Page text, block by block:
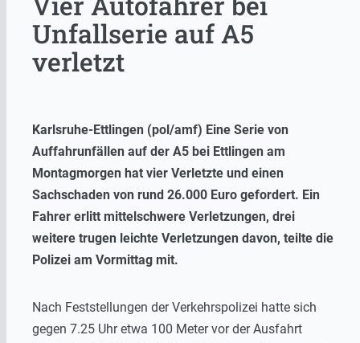
Unfallserie auf A5
verletzt
Karlsruhe-Ettlingen (pol/amf) Eine Serie von
Auffahrunfällen auf der A5 bei Ettlingen am
Montagmorgen hat vier Verletzte und einen
Sachschaden von rund 26.000 Euro gefordert. Ein
Fahrer erlitt mittelschwere Verletzungen, drei
weitere trugen leichte Verletzungen davon, teilte die
Polizei am Vormittag mit.
Nach Feststellungen der Verkehrspolizei hatte sich
gegen 7.25 Uhr etwa 100 Meter vor der Ausfahrt